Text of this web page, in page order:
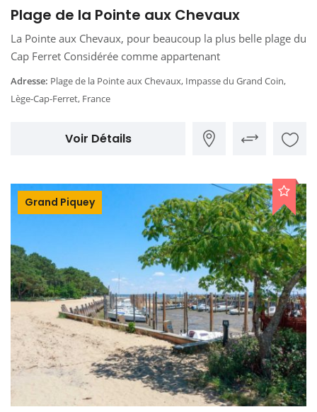
Plage de la Pointe aux Chevaux
La Pointe aux Chevaux, pour beaucoup la plus belle plage du
Cap Ferret Considérée comme appartenant
Adresse: Plage de la Pointe aux Chevaux, Impasse du Grand Coin,
Lège-Cap-Ferret, France
Voir Détails
Grand Piquey